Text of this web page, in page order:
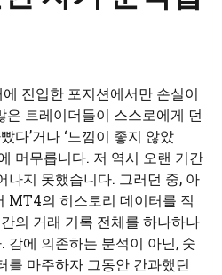
진입한 포지션에서만 손실이
은 트레이더들이 스스로에게 던
다’거나 ‘느낌이 좋지 않았
머무릅니다. 저 역시 오랜 기간
나지 못했습니다. 그러던 중, 아
MT4의 히스토리 데이터를 직
의 거래 기록 전체를 하나하나
감에 의존하는 분석이 아닌, 숫
를 마주하자 그동안 간과했던